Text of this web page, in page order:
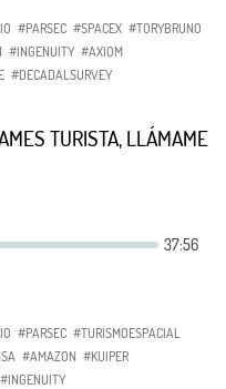
#PARSEC #SPACEX #TORYBRUNO
#INGENUITY #AXIOM
#DECADALSURVEY
TURISTA, LLÁMAME
#PARSEC #TURISMOESPACIAL
#AMAZON #KUIPER
#INGENUITY